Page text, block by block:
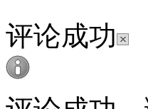
评论成功